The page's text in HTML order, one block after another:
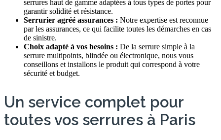
serrures haut de gamme adaptées à tous types de portes pour
garantir solidité et résistance.
Serrurier agréé assurances : Notre expertise est reconnue
par les assurances, ce qui facilite toutes les démarches en cas
de sinistre.
Choix adapté à vos besoins : De la serrure simple à la
serrure multipoints, blindée ou électronique, nous vous
conseillons et installons le produit qui correspond à votre
sécurité et budget.
Un service complet pour
toutes vos serrures à Paris